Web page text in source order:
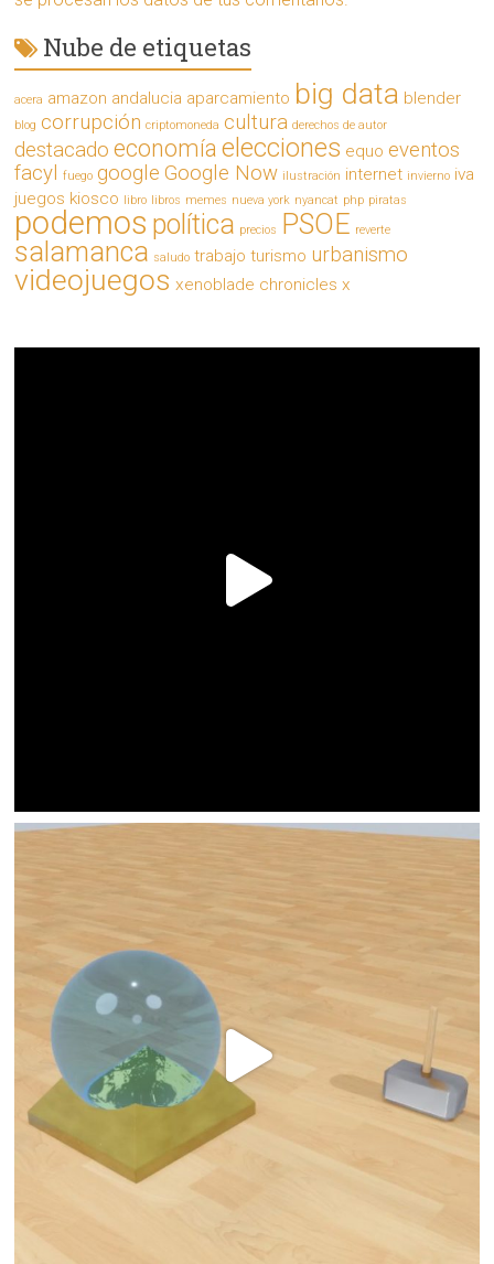
Nube de etiquetas
acera amazon andalucia aparcamiento big data blender
blog corrupción criptomoneda cultura derechos de autor
destacado economía elecciones equo eventos
facyl
fuego google Google Now ilustración internet invierno iva
juegos kiosco libro libros memes nueva york nyancat php piratas
podemos política precios PSOE reverte
salamanca saludo trabajo turismo urbanismo
videojuegos xenoblade chronicles x